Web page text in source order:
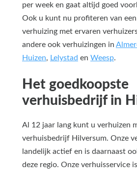
per week en gaat altijd goed
Ook u kunt nu profiteren van
verhuizing met ervaren
andere ook verhuizingen in
Huizen, Lelystad en Weesp.
Het goedkoopste
verhuisbedrijf in
Al 12 jaar lang kunt u verhuizen
verhuisbedrijf Hilversum. Onze
landelijk actief en is daarnaast
deze regio. Onze verhuisservice